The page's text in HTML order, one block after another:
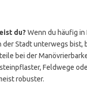
du? Wenn du häufig in
der Stadt unterwegs bist,
bei der
Feldwege
robuster.